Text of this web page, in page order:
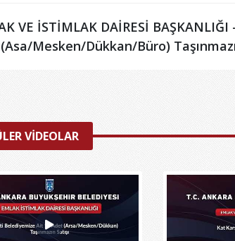
VE İSTİMLAK DAİRESİ
Mesken/Dükkan/Büro)
VİDEOLAR